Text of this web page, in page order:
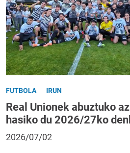
FUTBOLA IRUN
Real Unionek abuztuko
hasiko du 2026/27ko
2026/07/02